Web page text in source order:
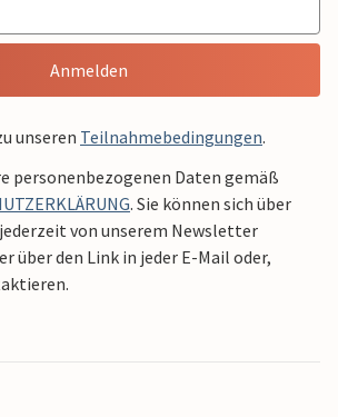
Anmelden
unseren Teilnahmebedingungen.
personenbezogenen Daten gemäß
. Sie können sich über
von unserem Newsletter
über den Link in jeder E-Mail oder,